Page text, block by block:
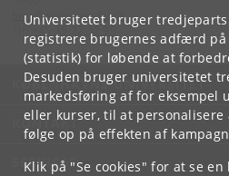
Universitetet bruger
registrere brugernes adfærd på
(statistik) for løbende at
Desuden bruger universitetet
markedsføring af for eksempel
eller kurser, til at personalisere
følge op på effekten af
Klik på "Se cookies" for at se
faos@sociology.ku.dk
KØBENHAVNS UNIVERSITET
KONTAKT
SERVICES